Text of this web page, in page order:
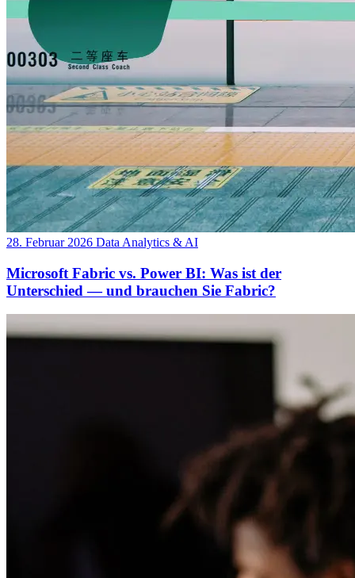
28. Februar 2026 Data Analytics & AI
Microsoft Fabric vs. Power BI: Was ist der
Unterschied — und brauchen Sie Fabric?